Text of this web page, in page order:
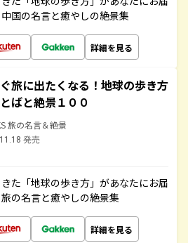
国の名言と癒やしの絶景集
詳細を見る
旅に出たくなる！地球の歩き方
ばと絶景１００
旅の名言＆絶景
発売
た「地球の歩き方」があなたにお届
の名言と癒やしの絶景集
詳細を見る